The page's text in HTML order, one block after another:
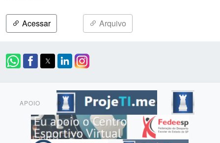
Acessar Arquivo
APOIO